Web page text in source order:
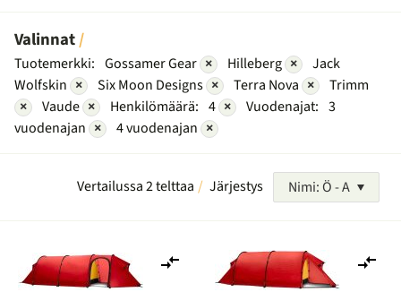
Valinnat
Tuotemerkki: Gossamer Gear × Hilleberg ×
Jack
Wolfskin × Six Moon Designs × Terra Nova ×
Trimm
×
Vaude × Henkilömäärä: 4 × Vuodenajat: 3
vuodenajan × 4 vuodenajan ×
Vertailussa 2 telttaa Järjestys Nimi: Ö - A
vertailuun